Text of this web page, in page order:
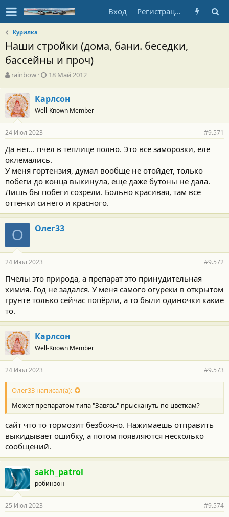
Вход Регистрация
Курилка
Наши стройки (дома, бани. беседки,
бассейны и проч)
А
т
о
р
т
е
м
ы
rainbow
Д
а
н
а
л
18 Май 2012
Карлсон
Well-Known Member
24 Июл 2023 #9.571
Да нет... пчел в теплице полно. Это все заморозки, еле
оклемались.
У меня гортензия, думал вообще не отойдет, только
побеги до конца выкинула, еще даже бутоны не дала.
Лишь бы побеги созрели. Больно красивая, там все
оттенки синего и красного.
О Олег33
24 Июл 2023 #9.572
Пчёлы это природа, а препарат это принудительная
химия. Год не задался. У меня самого огуреки в открытом
грунте только сейчас попёрли, а то были одиночки какие
то.
Карлсон
Well-Known Member
24 Июл 2023 #9.573
Олег33 написал(а):
Может препаратом типа "Завязь" прыскануть по цветкам?
сайт что то тормозит безбожно. Нажимаешь отправить
выкидывает ошибку, а потом появляются несколько
сообщений.
sakh_patrol
робинзон
25 Июл 2023 #9.574